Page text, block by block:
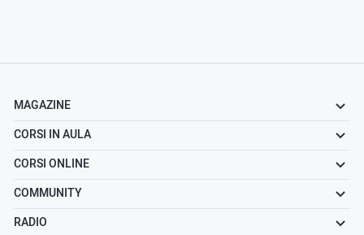
MAGAZINE
CORSI IN AULA
CORSI ONLINE
COMMUNITY
RADIO